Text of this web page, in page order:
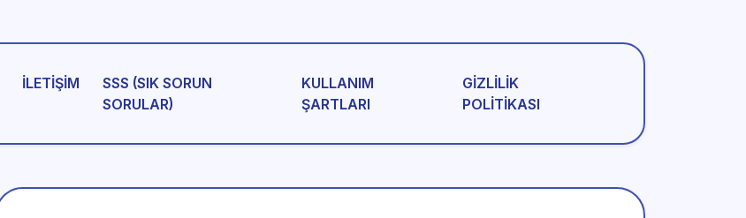
İLETIŞIM
SSS (SIK SORUN
SORULAR)
KULLANIM
ŞARTLARI
GIZLILIK
POLITIKASI